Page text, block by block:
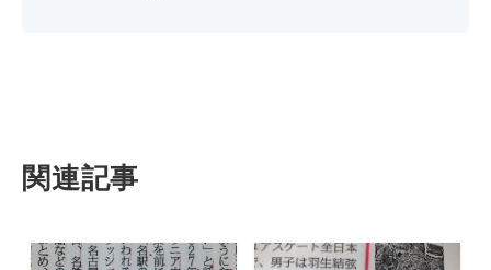
関連記事